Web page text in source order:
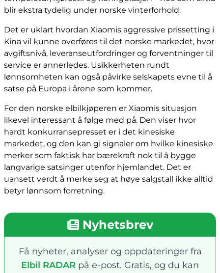
blir ekstra tydelig under norske vinterforhold.
Det er uklart hvordan Xiaomis aggressive prissetting i
Kina vil kunne overføres til det norske markedet, hvor
avgiftsnivå, leveranseutfordringer og forventninger til
service er annerledes. Usikkerheten rundt
lønnsomheten kan også påvirke selskapets evne til å
satse på Europa i årene som kommer.
For den norske elbilkjøperen er Xiaomis situasjon
likevel interessant å følge med på. Den viser hvor
hardt konkurransepresset er i det kinesiske
markedet, og den kan gi signaler om hvilke kinesiske
merker som faktisk har bærekraft nok til å bygge
langvarige satsinger utenfor hjemlandet. Det er
uansett verdt å merke seg at høye salgstall ikke alltid
betyr lønnsom forretning.
Nyhetsbrev
Få nyheter, analyser og oppdateringer fra
Elbil RADAR på e-post. Gratis, og du kan